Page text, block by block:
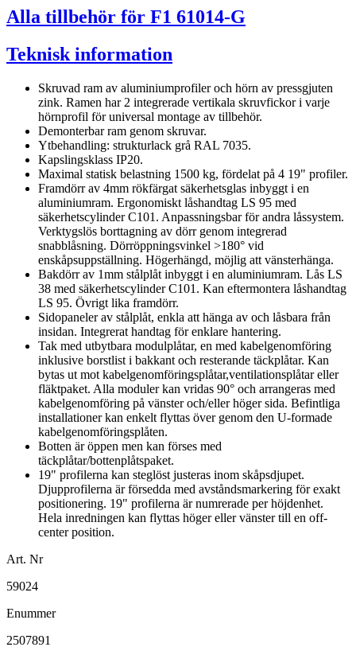
Alla tillbehör för F1 61014-G
Teknisk information
Skruvad ram av aluminiumprofiler och hörn av pressgjuten
zink. Ramen har 2 integrerade vertikala skruvfickor i varje
hörnprofil för universal montage av tillbehör.
Demonterbar ram genom skruvar.
Ytbehandling: strukturlack grå RAL 7035.
Kapslingsklass IP20.
Maximal statisk belastning 1500 kg, fördelat på 4 19" profiler.
Framdörr av 4mm rökfärgat säkerhetsglas inbyggt i en
aluminiumram. Ergonomiskt låshandtag LS 95 med
säkerhetscylinder C101. Anpassningsbar för andra låssystem.
Verktygslös borttagning av dörr genom integrerad
snabblåsning. Dörröppningsvinkel >180° vid
enskåpsuppställning. Högerhängd, möjlig att vänsterhänga.
Bakdörr av 1mm stålplåt inbyggt i en aluminiumram. Lås LS
38 med säkerhetscylinder C101. Kan eftermontera låshandtag
LS 95. Övrigt lika framdörr.
Sidopaneler av stålplåt, enkla att hänga av och låsbara från
insidan. Integrerat handtag för enklare hantering.
Tak med utbytbara modulplåtar, en med kabelgenomföring
inklusive borstlist i bakkant och resterande täckplåtar. Kan
bytas ut mot kabelgenomföringsplåtar,ventilationsplåtar eller
fläktpaket. Alla moduler kan vridas 90° och arrangeras med
kabelgenomföring på vänster och/eller höger sida. Befintliga
installationer kan enkelt flyttas över genom den U-formade
kabelgenomföringsplåten.
Botten är öppen men kan förses med
täckplåtar/bottenplåtspaket.
19" profilerna kan steglöst justeras inom skåpsdjupet.
Djupprofilerna är försedda med avståndsmarkering för exakt
positionering. 19" profilerna är numrerade per höjdenhet.
Hela inredningen kan flyttas höger eller vänster till en off-
center position.
Art. Nr
59024
Enummer
2507891